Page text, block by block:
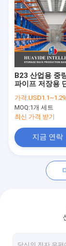
제품 소개
회사 소개
공장 투어
품질 관리
뉴스
모든 케이스
전기 모바일
칸티레버 롤
B23 산업용 중
파이프 저장용
가격:
MOQ:1개 세트
최신 가격 받기
지금 연락